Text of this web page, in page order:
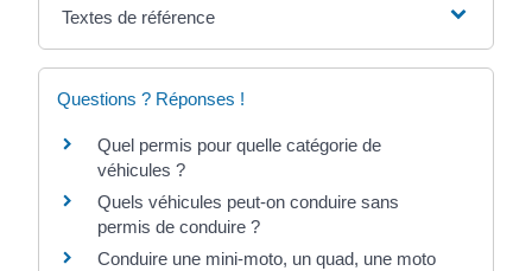
Textes de référence
Questions ? Réponses !
Quel permis pour quelle catégorie de
véhicules ?
Quels véhicules peut-on conduire sans
permis de conduire ?
Conduire une mini-moto, un quad, une moto